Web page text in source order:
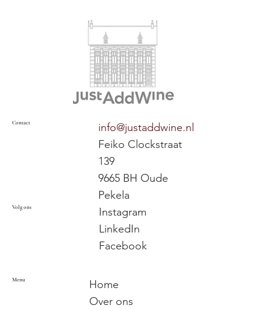
Menu
Home
Over ons
Volg ons
Instagram
LinkedIn
Facebook
Contact
info@justaddwine.nl
Feiko Clockstraat
139
9665 BH Oude
Pekela